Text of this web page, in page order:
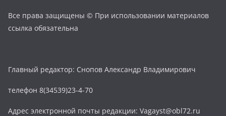
Все права защищены © При использовании материалов
ссылка обязательна
Главный редактор: Снопов Александр Владимирович
телефон 8(34539)23-4-70
Адрес электронной почты редакции: Vagayst@obl72.ru